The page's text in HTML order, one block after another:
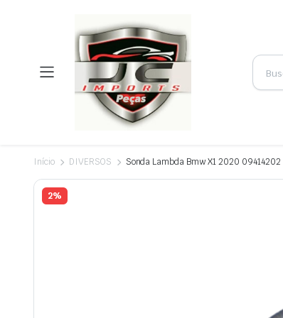
Início DIVERSOS Sonda Lambda Bmw X1 2020 09414202
2%